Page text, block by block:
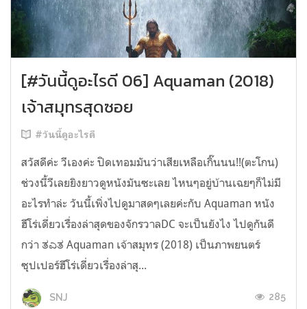
[#วันนี้ดูอะไรดี 06] Aquaman (2018)
เจ้าสมุทรสุดซอย
#วันนี้ดูอะไรดี
สวัสดีค่ะ วีเองค่ะ ปิดเทอมมันว่าเสียเหลือเกิ๊นนน!!(ตะโกน)
ช่วงนี้วีเลยยิงยาวดูหนังมันซะเลย ไหนๆอยู่บ้านเฉยๆก็ไม่มี
อะไรทำล่ะ วันนี้เพิ่งไปดูมาสดๆเลยค่ะกับ Aquaman หนัง
ฮีโร่เดี่ยวเรื่องล่าสุดของจักรวาลDC จะเป็นยังไง ไปดูกันดี
กว่า ತಎತ Aquaman เจ้าสมุทร (2018) เป็นภาพยนตร์
ซุปเปอร์ฮีโร่เดี่ยวเรื่องล่าสุ...
SNJ 285